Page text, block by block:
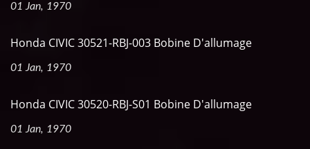
01 Jan, 1970
Honda CIVIC 30521-RBJ-003 Bobine D'allumage
01 Jan, 1970
Honda CIVIC 30520-RBJ-S01 Bobine D'allumage
01 Jan, 1970